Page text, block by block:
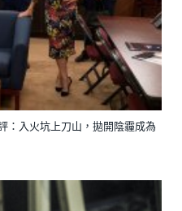
：入火坑上刀山，拋開陰霾成為